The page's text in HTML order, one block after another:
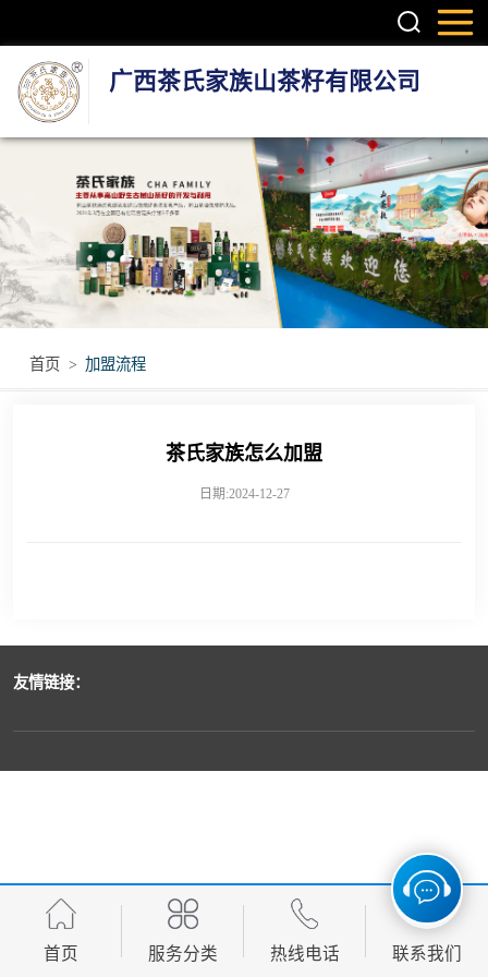
广西茶氏家族山茶籽有限公司
首页 > 加盟流程
茶氏家族怎么加盟
日期:2024-12-27
友情链接：
首页 服务分类 热线电话 联系我们
护肤系列产品
疼痛调理产品
无烟艾灸产品
瑶浴瑶茶产品